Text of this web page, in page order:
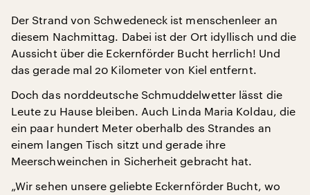
Der Strand von Schwedeneck ist menschenleer an
diesem Nachmittag. Dabei ist der Ort idyllisch und die
Aussicht über die Eckernförder Bucht herrlich! Und
das gerade mal 20 Kilometer von Kiel entfernt.
Doch das norddeutsche Schmuddelwetter lässt die
Leute zu Hause bleiben. Auch Linda Maria Koldau, die
ein paar hundert Meter oberhalb des Strandes an
einem langen Tisch sitzt und gerade ihre
Meerschweinchen in Sicherheit gebracht hat.
„Wir sehen unsere geliebte Eckernförder Bucht, wo